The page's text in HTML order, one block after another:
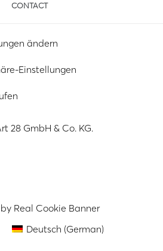
CONTACT
ändern
Einstellungen
28 GmbH & Co. KG.
Real Cookie Banner
Deutsch (German)